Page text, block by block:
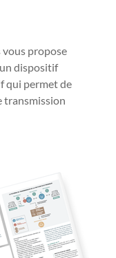
propose
dispositif
qui permet de
transmission